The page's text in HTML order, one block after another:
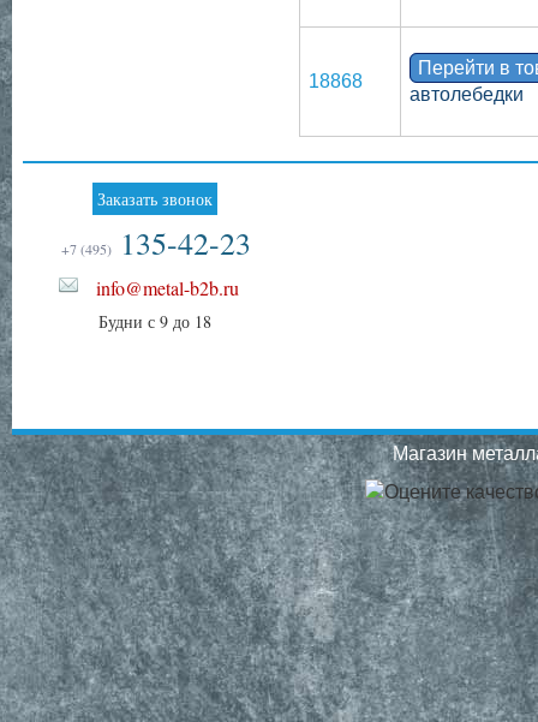
18868
Перейти в
автолебедки
Заказать звонок
+7 (495) 135-42-23
info@metal-b2b.ru
Будни с 9 до 18
Магазин